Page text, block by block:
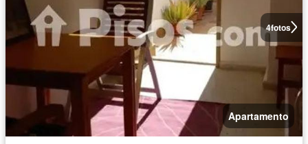
4fotos
Apartamento